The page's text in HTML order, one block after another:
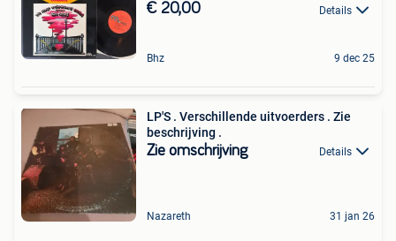
€ 20,00 Details
Bhz 9 dec 25
LP'S . Verschillende uitvoerders . Zie
beschrijving .
Zie omschrijving Details
Nazareth 31 jan 26